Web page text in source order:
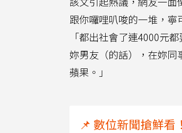
跟你囉哩叭唆的一堆，
「都出社會了連4000元
妳男友（的話），在妳
蘋果。」
📌 數位新聞搶鮮看！